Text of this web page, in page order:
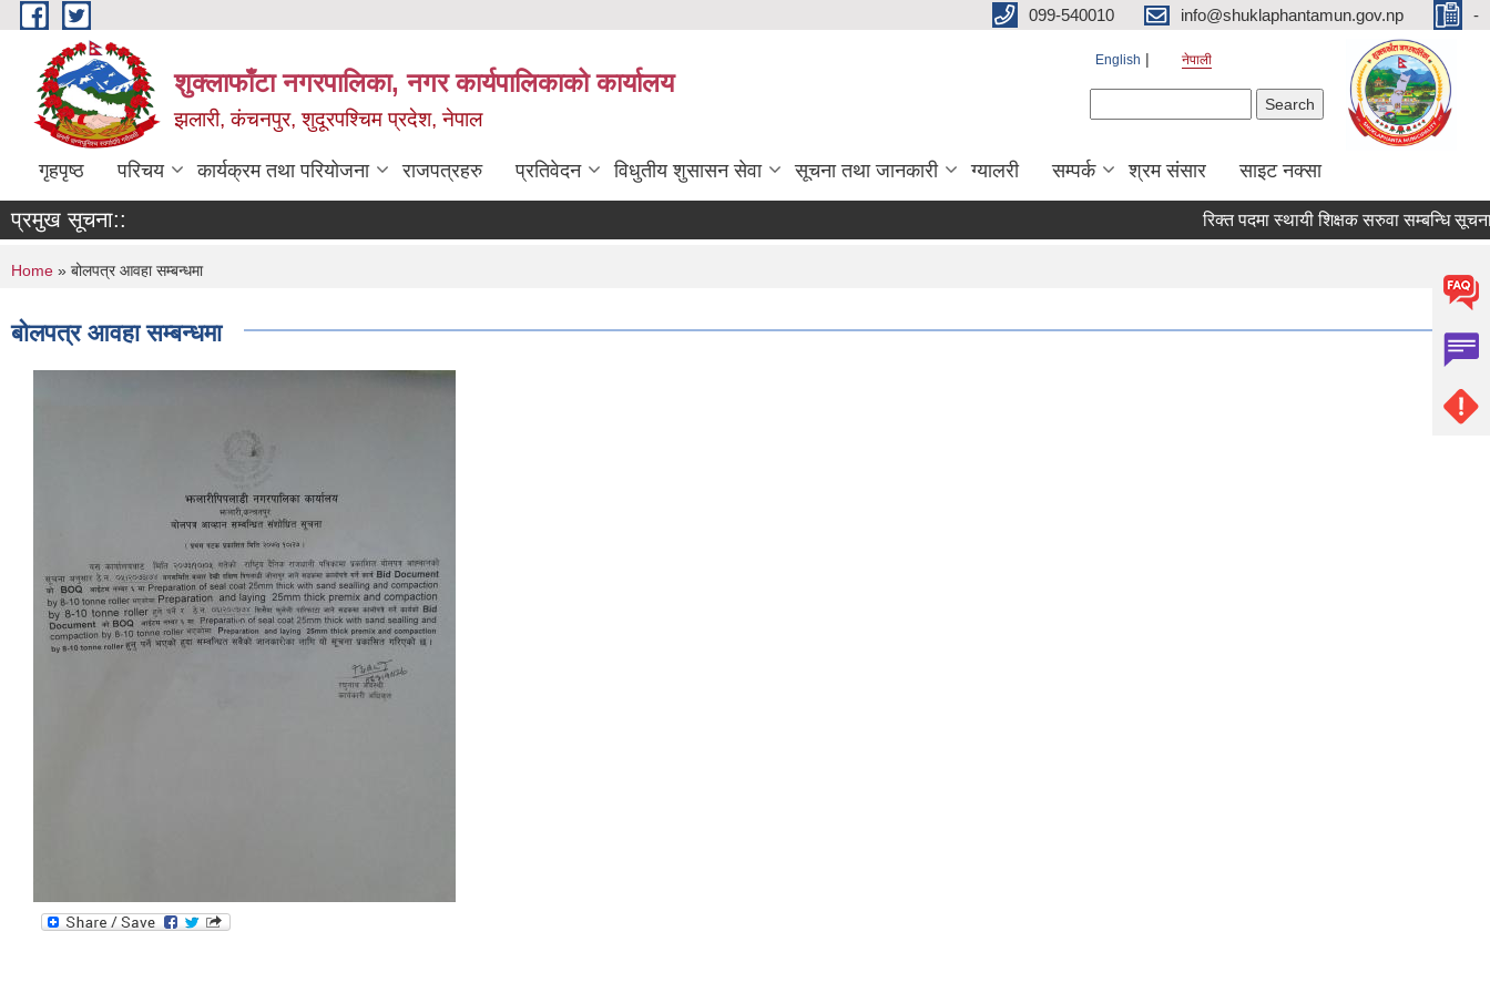
Skip to main content 099-540010 info@shuklaphantamun.gov.np -
शुक्लाफाँटा नगरपालिका, नगर कार्यपालिकाको कार्यालय
झलारी, कंचनपुर, शुदूरपश्चिम प्रदेश, नेपाल
English नेपाली
गृहपृष्ठ परिचय कार्यक्रम तथा परियोजना राजपत्रहरु प्रतिवेदन विधुतीय शुसासन सेवा सूचना तथा जानकारी ग्यालरी सम्पर्क श्रम संसार साइट नक्सा
प्रमुख सूचना:: रिक्त पदमा स्थायी शिक्षक सरुवा सम्बन्धि सूचना
You are here
Home » बोलपत्र आवहा सम्बन्धमा
बोलपत्र आवहा सम्बन्धमा